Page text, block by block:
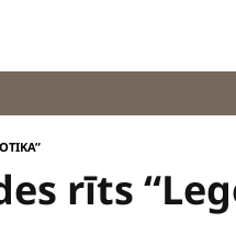
rīts